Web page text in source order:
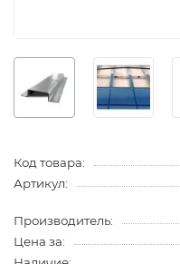
Код товара:
Артикул:
Производитель:
Цена за: